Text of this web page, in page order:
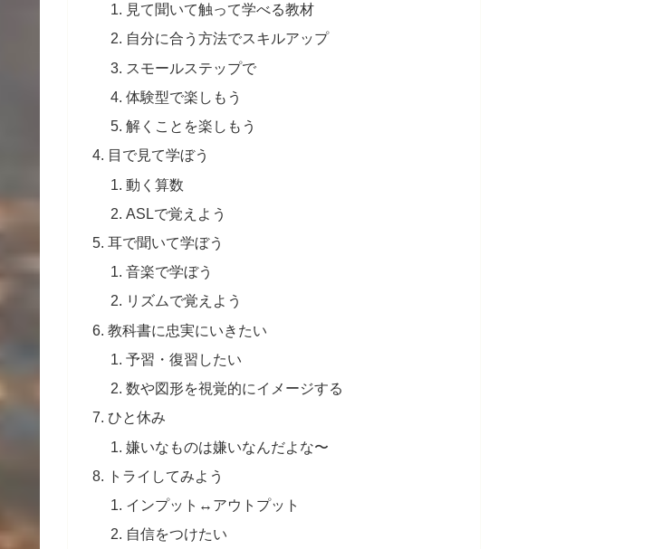
見て聞いて触って学べる教材
自分に合う方法でスキルアップ
スモールステップで
体験型で楽しもう
解くことを楽しもう
目で見て学ぼう
動く算数
ASLで覚えよう
耳で聞いて学ぼう
音楽で学ぼう
リズムで覚えよう
教科書に忠実にいきたい
予習・復習したい
数や図形を視覚的にイメージする
ひと休み
嫌いなものは嫌いなんだよな〜
トライしてみよう
インプット↔︎アウトプット
自信をつけたい